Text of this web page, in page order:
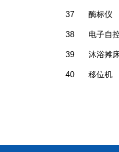
37 酶标仪
38 电子自
39 沐浴摊
40 移位机